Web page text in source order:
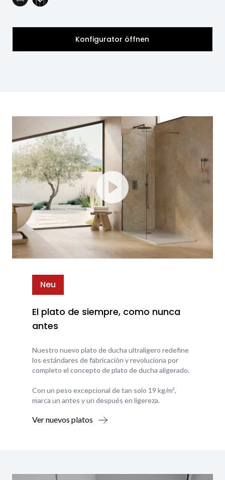
Konfigurator öffnen
Neu
El plato de siempre, como nunca
antes
Nuestro nuevo plato de ducha ultraligero redefine
los estándares de fabricación y revoluciona por
completo el concepto de plato de ducha aligerado.
Con un peso excepcional de tan solo 19 kg/m²,
marca un antes y un después en ligereza.
Ver nuevos platos